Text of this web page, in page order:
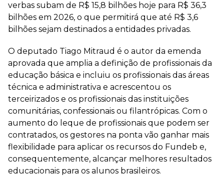
verbas subam de R$ 15,8 bilhões hoje para R$ 36,3
bilhões em 2026, o que permitirá que até R$ 3,6
bilhões sejam destinados a entidades privadas.
O deputado Tiago Mitraud é o autor da emenda
aprovada que amplia a definição de profissionais da
educação básica e incluiu os profissionais das áreas
técnica e administrativa e acrescentou os
terceirizados e os profissionais das instituições
comunitárias, confessionais ou filantrópicas. Com o
aumento do leque de profissionais que podem ser
contratados, os gestores na ponta vão ganhar mais
flexibilidade para aplicar os recursos do Fundeb e,
consequentemente, alcançar melhores resultados
educacionais para os alunos brasileiros.